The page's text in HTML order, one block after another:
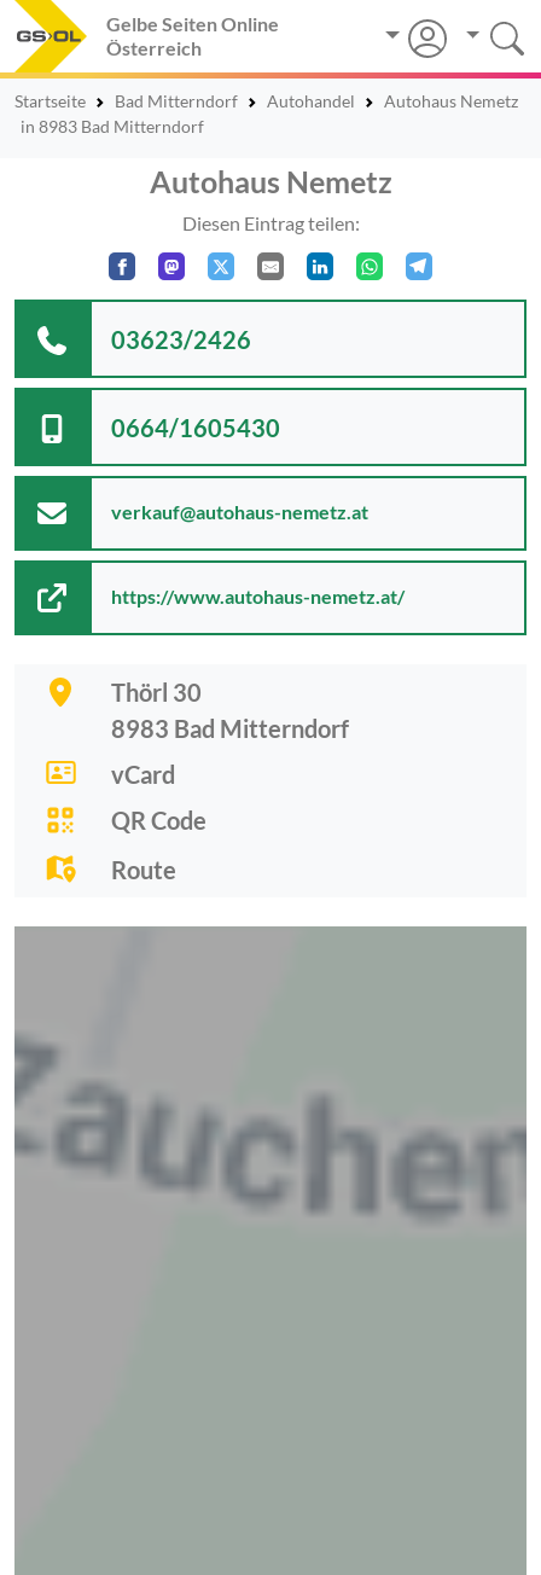
Gelbe Seiten Online
Österreich
Startseite Bad Mitterndorf Autohandel
Autohaus Nemetz
in 8983 Bad Mitterndorf
Autohaus Nemetz
Diesen Eintrag teilen:
Thörl 30
8983 Bad Mitterndorf
vCard
QR Code
Route
03623/2426
0664/1605430
verkauf@autohaus-nemetz.at
https://www.autohaus-nemetz.at/